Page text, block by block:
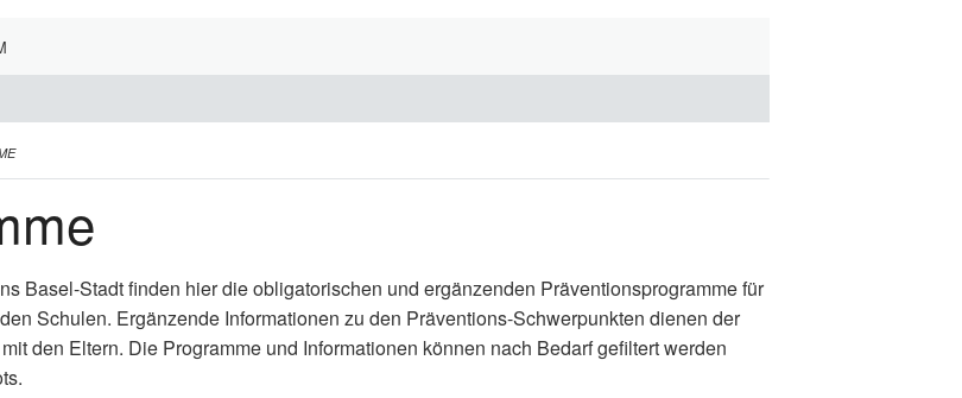
Basel-Stadt finden hier die obligatorischen und ergänzenden Präventionsprogramme für
Schulen. Ergänzende Informationen zu den Präventions-Schwerpunkten dienen der
den Eltern. Die Programme und Informationen können nach Bedarf gefiltert werden